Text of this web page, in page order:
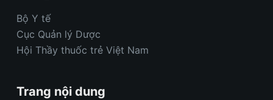
Bộ Y tế
Cục Quản lý Dược
Hội Thầy thuốc trẻ Việt Nam
Trang nội dung